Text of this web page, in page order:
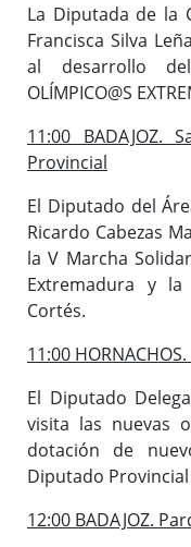
La Diputada de la
Francisca Silva
al desarrollo del
OLÍMPICO@S
11:00 BADAJOZ.
Provincial
El Diputado del
Ricardo Cabezas
la V Marcha
Extremadura y la
Cortés.
11:00
El Diputado
visita las nuevas
dotación de
Diputado
12:00 BADAJOZ.